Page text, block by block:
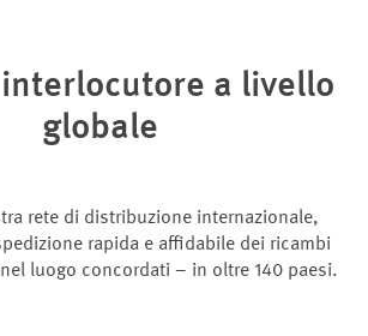
interlocutore a livello
globale
rete di distribuzione internazionale,
rapida e affidabile dei ricambi
luogo concordati – in oltre 140 paesi.